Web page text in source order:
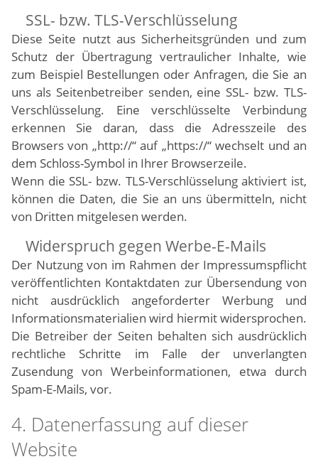
SSL- bzw. TLS-Verschlüsselung
Diese Seite nutzt aus Sicherheitsgründen und zum
Schutz der Übertragung vertraulicher Inhalte, wie
zum Beispiel Bestellungen oder Anfragen, die Sie an
uns als Seitenbetreiber senden, eine SSL- bzw. TLS-
Verschlüsselung. Eine verschlüsselte Verbindung
erkennen Sie daran, dass die Adresszeile des
Browsers von „http://“ auf „https://“ wechselt und an
dem Schloss-Symbol in Ihrer Browserzeile.
Wenn die SSL- bzw. TLS-Verschlüsselung aktiviert ist,
können die Daten, die Sie an uns übermitteln, nicht
von Dritten mitgelesen werden.
Widerspruch gegen Werbe-E-Mails
Der Nutzung von im Rahmen der Impressumspflicht
veröffentlichten Kontaktdaten zur Übersendung von
nicht ausdrücklich angeforderter Werbung und
Informationsmaterialien wird hiermit widersprochen.
Die Betreiber der Seiten behalten sich ausdrücklich
rechtliche Schritte im Falle der unverlangten
Zusendung von Werbeinformationen, etwa durch
Spam-E-Mails, vor.
4. Datenerfassung auf dieser
Website